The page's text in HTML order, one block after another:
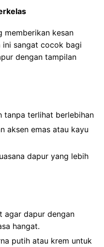
memberikan kesan
ini sangat cocok bagi
dengan tampilan
tanpa terlihat berlebihan
aksen emas atau kayu
dapur yang lebih
agar dapur dengan
hangat.
putih atau krem untuk